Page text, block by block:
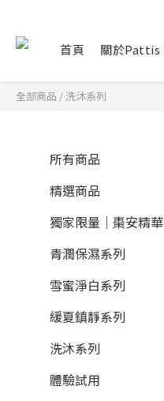
首頁 關於Pattis
全部商品 /洗沐系列
所有商品
精選商品
獨家限量｜棗安精華
青潤保濕系列
雪蜜淨白系列
緩夏鎮靜系列
洗沐系列
體驗試用